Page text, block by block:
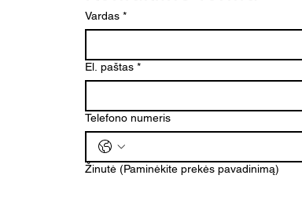
Vardas *
El. paštas *
Telefono numeris
Žinutė (Paminėkite prekės pavadinimą)